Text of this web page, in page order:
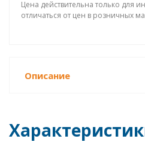
Цена действительна только для
отличаться от цен в розничных
Описание